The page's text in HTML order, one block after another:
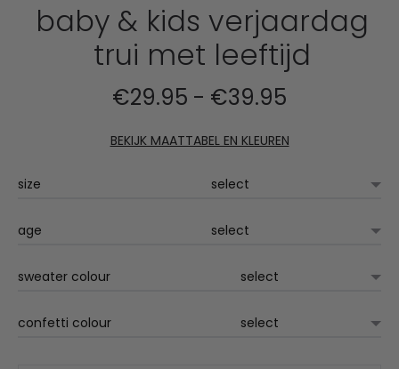
baby & kids verjaardag
trui met leeftijd
€29.95 - €39.95
€29.95
BEKIJK MAATTABEL EN KLEUREN
size
age
sweater colour
confetti colour